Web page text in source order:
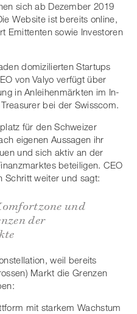
sich ab Dezember 2019
Website ist bereits online,
Emittenten sowie Investoren
domizilierten Startups
von Valyo verfügt über
in Anleihenmärkten im In-
bei der Swisscom.
für den Schweizer
eigenen Aussagen ihr
und sich aktiv an der
beteiligen. CEO
Schritt weiter und sagt:
und
der
weil bereits
Markt die Grenzen
mit starkem Wachstum